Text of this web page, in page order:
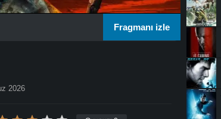
Fragmanı izle
2026